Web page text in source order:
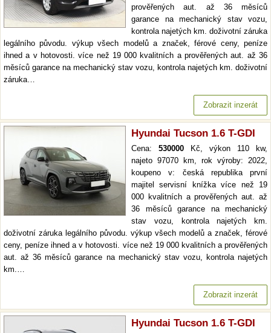
prověřených aut. až 36 měsíců
garance na mechanický stav vozu,
kontrola najetých km. doživotní záruka
legálního původu. výkup všech modelů a značek, férové ceny, peníze
ihned a v hotovosti. více než 19 000 kvalitních a prověřených aut. až 36
měsíců garance na mechanický stav vozu, kontrola najetých km. doživotní
záruka…
Zobrazit inzerát
Hyundai Tucson 1.6 T-GDI
Cena: 530000 Kč, výkon 110 kw,
najeto 97070 km, rok výroby: 2022,
koupeno v: česká republika první
majitel servisní knížka více než 19
000 kvalitních a prověřených aut. až
36 měsíců garance na mechanický
stav vozu, kontrola najetých km.
doživotní záruka legálního původu. výkup všech modelů a značek, férové
ceny, peníze ihned a v hotovosti. více než 19 000 kvalitních a prověřených
aut. až 36 měsíců garance na mechanický stav vozu, kontrola najetých
km.…
Zobrazit inzerát
Hyundai Tucson 1.6 T-GDI